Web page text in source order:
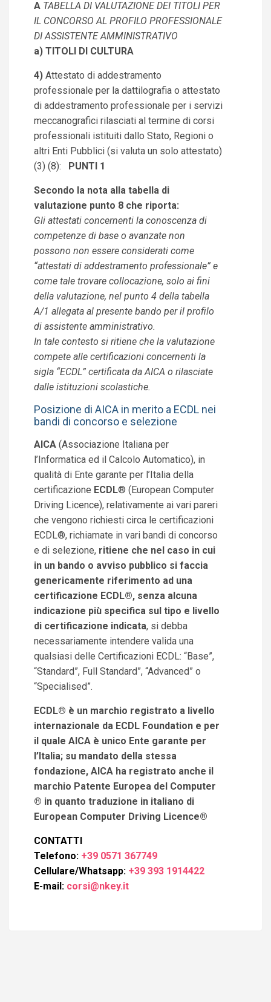
A TABELLA DI VALUTAZIONE DEI TITOLI PER
IL CONCORSO AL PROFILO PROFESSIONALE
DI ASSISTENTE AMMINISTRATIVO
a) TITOLI DI CULTURA
4) Attestato di addestramento
professionale per la dattilografia o attestato
di addestramento professionale per i servizi
meccanografici rilasciati al termine di corsi
professionali istituiti dallo Stato, Regioni o
altri Enti Pubblici (si valuta un solo attestato)
(3) (8):
PUNTI 1
Secondo la nota alla tabella di
valutazione punto 8 che riporta:
Gli attestati concernenti la conoscenza di
competenze di base o avanzate non
possono non essere considerati come
“attestati di addestramento professionale” e
come tale trovare collocazione, solo ai fini
della valutazione, nel punto 4 della tabella
A/1 allegata al presente bando per il profilo
di assistente amministrativo.
In tale contesto si ritiene che la valutazione
compete alle certificazioni concernenti la
sigla “ECDL” certificata da AICA o rilasciate
dalle istituzioni scolastiche.
Posizione di AICA in merito a ECDL nei
bandi di concorso e selezione
AICA (Associazione Italiana per
l’Informatica ed il Calcolo Automatico), in
qualità di Ente garante per l’Italia della
certificazione ECDL® (European Computer
Driving Licence), relativamente ai vari pareri
che vengono richiesti circa le certificazioni
ECDL®, richiamate in vari bandi di concorso
e di selezione, ritiene che nel caso in cui
in un bando o avviso pubblico si faccia
genericamente riferimento ad una
certificazione ECDL®, senza alcuna
indicazione più specifica sul tipo e livello
di certificazione indicata, si debba
necessariamente intendere valida una
qualsiasi delle Certificazioni ECDL: “Base”,
“Standard”, Full Standard”, “Advanced” o
“Specialised”.
ECDL® è un marchio registrato a livello
internazionale da ECDL Foundation e per
il quale AICA è unico Ente garante per
l’Italia; su mandato della stessa
fondazione, AICA ha registrato anche il
marchio Patente Europea del Computer
® in quanto traduzione in italiano di
European Computer Driving Licence®
CONTATTI
Telefono: +39 0571 367749
Cellulare/Whatsapp: +39 393 1914422
E-mail: corsi@nkey.it